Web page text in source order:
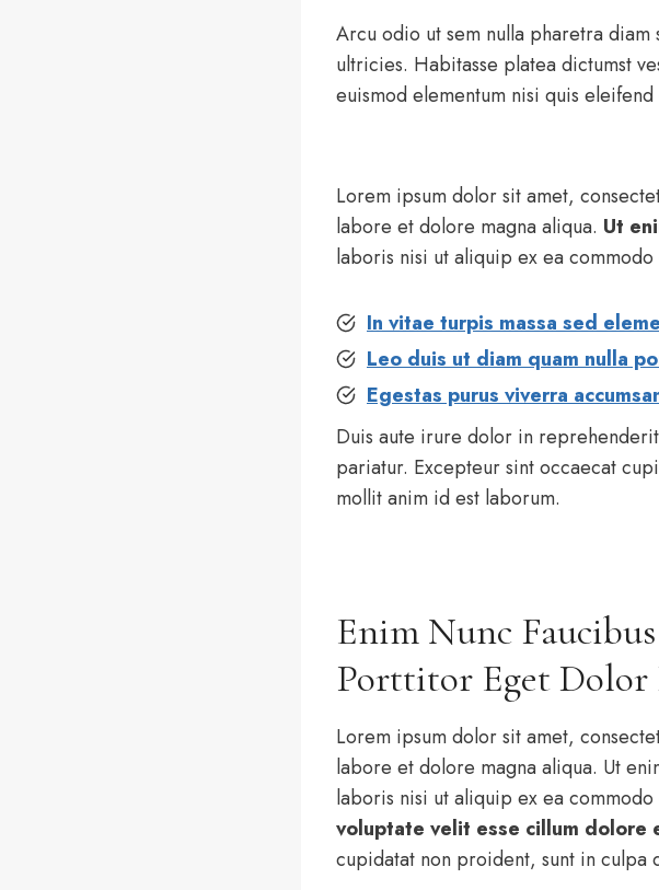
Arcu odio ut sem nulla pharetra
ultricies. Habitasse platea dictumst
euismod elementum nisi quis
Lorem ipsum dolor sit amet,
labore et dolore magna aliqua. Ut
laboris nisi ut aliquip ex ea commodo
In vitae turpis massa sed
Leo duis ut diam quam nulla
Egestas purus viverra
Duis aute irure dolor in
pariatur. Excepteur sint occaecat
mollit anim id est laborum.
Enim Nunc
Porttitor Eget Dolor
Lorem ipsum dolor sit amet,
labore et dolore magna aliqua. Ut
laboris nisi ut aliquip ex ea commodo
voluptate velit esse cillum dolore
cupidatat non proident, sunt in culpa